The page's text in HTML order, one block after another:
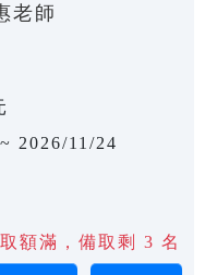
老師
2026/11/24
額滿，備取剩 3 名